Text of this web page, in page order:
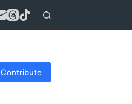
Contribute